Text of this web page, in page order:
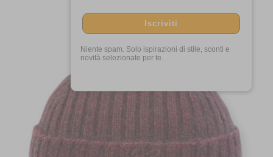
Iscriviti
Niente spam. Solo ispirazioni di stile, sconti e
novità selezionate per te.